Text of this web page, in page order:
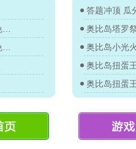
答题冲顶 瓜
奥比岛塔罗
奥比岛小光